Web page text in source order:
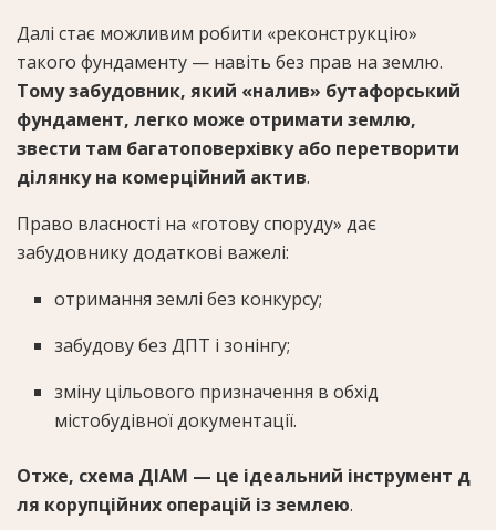
Далі стає можливим робити «реконструкцію»
такого фундаменту — навіть без прав на землю.
Тому забудовник, який «налив» бутафорський
фундамент, легко може отримати землю,
звести там багатоповерхівку або перетворити
ділянку на комерційний актив.
Право власності на «готову споруду» дає
забудовнику додаткові важелі:
отримання землі без конкурсу;
забудову без ДПТ і зонінгу;
зміну цільового призначення в обхід
містобудівної документації.
Отже, схема ДІАМ — це ідеальний інструмент д
ля корупційних операцій із землею.